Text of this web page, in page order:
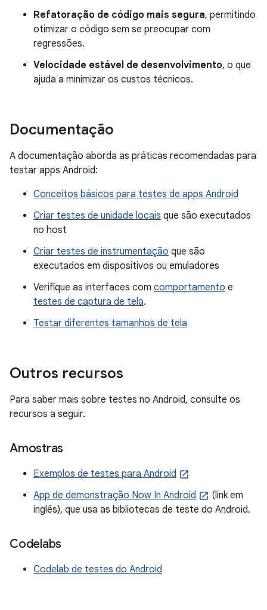
Refatoração de código mais segura, permitindo
otimizar o código sem se preocupar com
regressões.
Velocidade estável de desenvolvimento, o que
ajuda a minimizar os custos técnicos.
Documentação
A documentação aborda as práticas recomendadas para
testar apps Android:
Conceitos básicos para testes de apps Android
Criar testes de unidade locais que são executados
no host
Criar testes de instrumentação que são
executados em dispositivos ou emuladores
Verifique as interfaces com comportamento e
testes de captura de tela.
Testar diferentes tamanhos de tela
Outros recursos
Para saber mais sobre testes no Android, consulte os
recursos a seguir.
Amostras
Exemplos de testes para Android
App de demonstração Now In Android
(link em
inglês), que usa as bibliotecas de teste do Android.
Codelabs
Codelab de testes do Android